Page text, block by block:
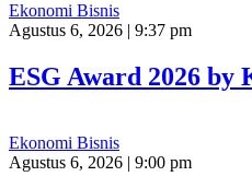
Ekonomi Bisnis
Agustus 6, 2026 | 9:37 pm
ESG Award 2026 by
Ekonomi Bisnis
Agustus 6, 2026 | 9:00 pm